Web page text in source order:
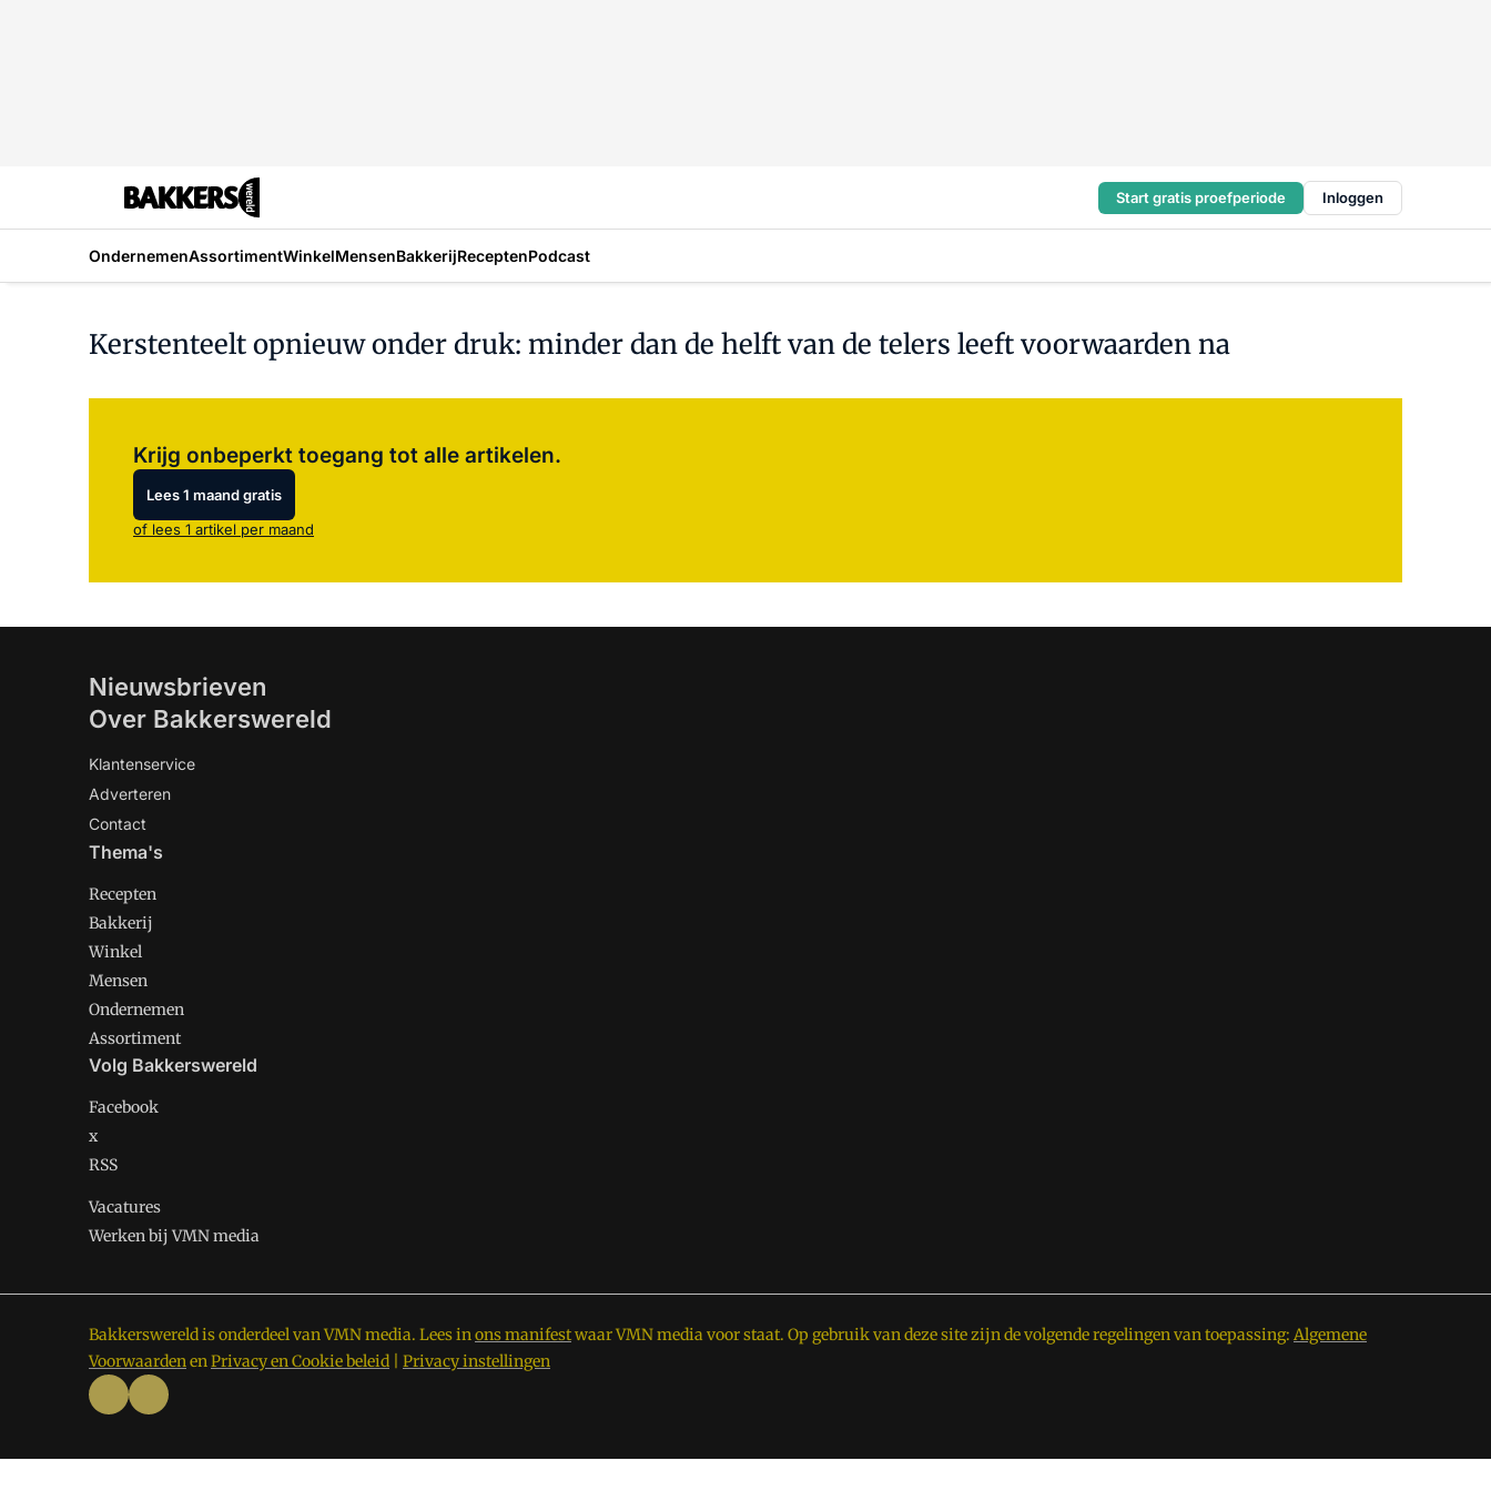
Start gratis proefperiode Inloggen
OndernemenAssortimentWinkelMensenBakkerijReceptenPodcast
Kerstenteelt opnieuw onder druk: minder dan de helft van de telers leeft voorwaarden na
Krijg onbeperkt toegang tot alle artikelen.
Lees 1 maand gratis
of lees 1 artikel per maand
Nieuwsbrieven
Over Bakkerswereld
Klantenservice
Adverteren
Contact
Thema's
Recepten
Bakkerij
Winkel
Mensen
Ondernemen
Assortiment
Volg Bakkerswereld
Facebook
x
RSS
Vacatures
Werken bij VMN media
Bakkerswereld is onderdeel van VMN media. Lees inons manifestwaar VMN media voor staat. Op gebruik van deze site zijn de volgende regelingen van toepassing: Algemene
VoorwaardenenPrivacy en Cookie beleid Privacy instellingen